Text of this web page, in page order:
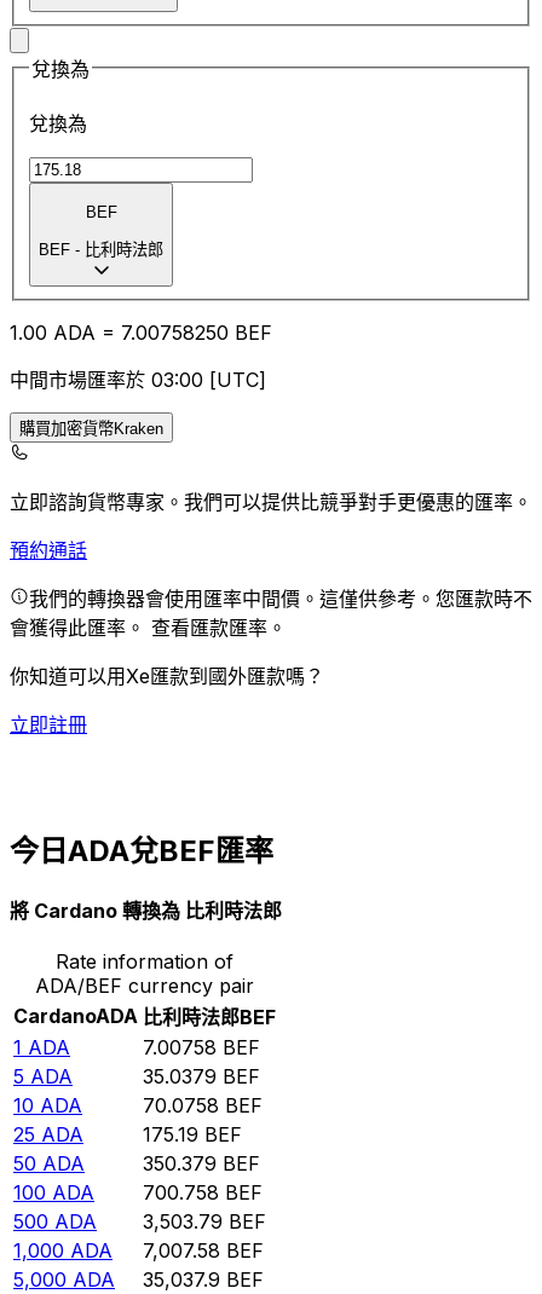
兌換為
兌換為
BEF
BEF - 比利時法郎
1.00 ADA = 7.00758250 BEF
中間市場匯率於 03:00 [UTC]
購買加密貨幣Kraken
立即諮詢貨幣專家。 我們可以提供比競爭對手更優惠的匯率。
預約通話
我們的轉換器會使用匯率中間價。這僅供參考。您匯款時不
會獲得此匯率。 查看匯款匯率。
你知道可以用Xe匯款到國外匯款嗎？
立即註冊
今日ADA兌BEF匯率
將 Cardano 轉換為 比利時法郎
Rate information of
ADA/BEF currency pair
CardanoADA 比利時法郎BEF
1 ADA 7.00758 BEF
5 ADA 35.0379 BEF
10 ADA 70.0758 BEF
25 ADA 175.19 BEF
50 ADA 350.379 BEF
100 ADA 700.758 BEF
500 ADA 3,503.79 BEF
1,000 ADA 7,007.58 BEF
5,000 ADA 35,037.9 BEF